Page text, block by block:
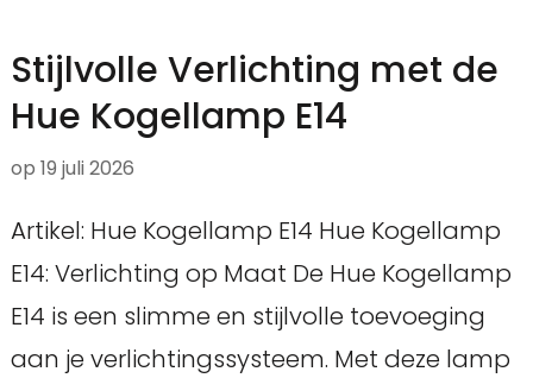
Stijlvolle Verlichting met de
Hue Kogellamp E14
op 19 juli 2026
Artikel: Hue Kogellamp E14 Hue Kogellamp
E14: Verlichting op Maat De Hue Kogellamp
E14 is een slimme en stijlvolle toevoeging
aan je verlichtingssysteem. Met deze lamp